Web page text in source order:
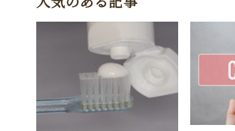
CLINIC CONTENTS
ホーム